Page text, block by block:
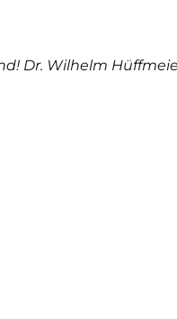
Dr. Wilhelm